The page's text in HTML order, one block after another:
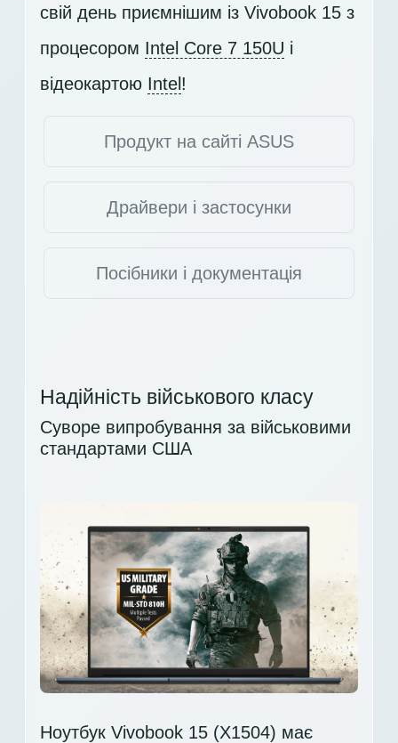
свій день приємнішим із Vivobook 15 з
процесором Intel Core 7 150U і
відеокартою Intel !
Продукт на сайті ASUS
Драйвери і застосунки
Посібники і документація
Надійність військового класу
Суворе випробування за військовими
стандартами США
Ноутбук Vivobook 15 (X1504) має